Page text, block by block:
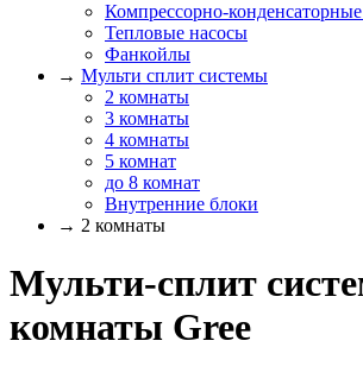
Компрессорно-
Тепловые насосы
Фанкойлы
→ Мульти сплит системы
2 комнаты
3 комнаты
4 комнаты
5 комнат
до 8 комнат
Внутренние блоки
→ 2 комнаты
Мульти-сплит
комнаты Gree